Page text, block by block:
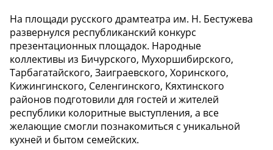
На площади русского драмтеатра им. Н. Бестужева
развернулся республиканский конкурс
презентационных площадок. Народные
коллективы из Бичурского, Мухоршибирского,
Тарбагатайского, Заиграевского, Хоринского,
Кижингинского, Селенгинского, Кяхтинского
районов подготовили для гостей и жителей
республики колоритные выступления, а все
желающие смогли познакомиться с уникальной
кухней и бытом семейских.